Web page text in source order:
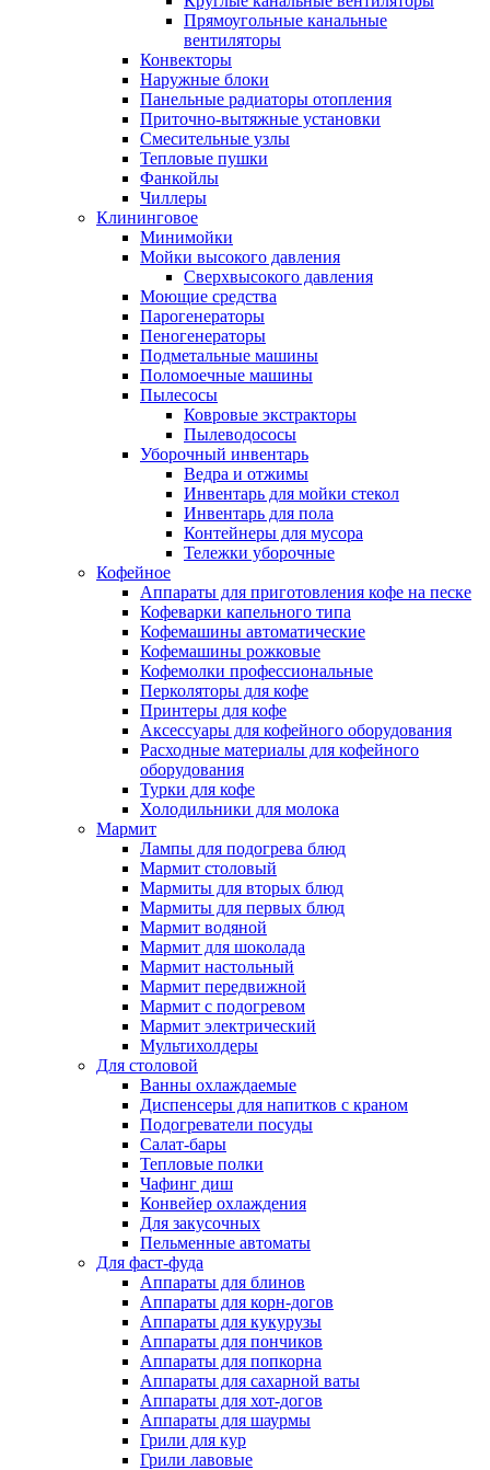
Прямоугольные канальные
вентиляторы
Конвекторы
Наружные блоки
Панельные радиаторы отопления
Приточно-вытяжные установки
Смесительные узлы
Тепловые пушки
Фанкойлы
Чиллеры
Клининговое
Минимойки
Мойки высокого давления
Сверхвысокого давления
Моющие средства
Парогенераторы
Пеногенераторы
Подметальные машины
Поломоечные машины
Пылесосы
Ковровые экстракторы
Пылеводососы
Уборочный инвентарь
Ведра и отжимы
Инвентарь для мойки стекол
Инвентарь для пола
Контейнеры для мусора
Тележки уборочные
Кофейное
Аппараты для приготовления кофе на песке
Кофеварки капельного типа
Кофемашины автоматические
Кофемашины рожковые
Кофемолки профессиональные
Перколяторы для кофе
Принтеры для кофе
Аксессуары для кофейного оборудования
Расходные материалы для кофейного
оборудования
Турки для кофе
Холодильники для молока
Мармит
Лампы для подогрева блюд
Мармит столовый
Мармиты для вторых блюд
Мармиты для первых блюд
Мармит водяной
Мармит для шоколада
Мармит настольный
Мармит передвижной
Мармит с подогревом
Мармит электрический
Мультихолдеры
Для столовой
Ванны охлаждаемые
Диспенсеры для напитков с краном
Подогреватели посуды
Салат-бары
Тепловые полки
Чафинг диш
Конвейер охлаждения
Для закусочных
Пельменные автоматы
Для фаст-фуда
Аппараты для блинов
Аппараты для корн-догов
Аппараты для кукурузы
Аппараты для пончиков
Аппараты для попкорна
Аппараты для сахарной ваты
Аппараты для хот-догов
Аппараты для шаурмы
Грили для кур
Грили лавовые